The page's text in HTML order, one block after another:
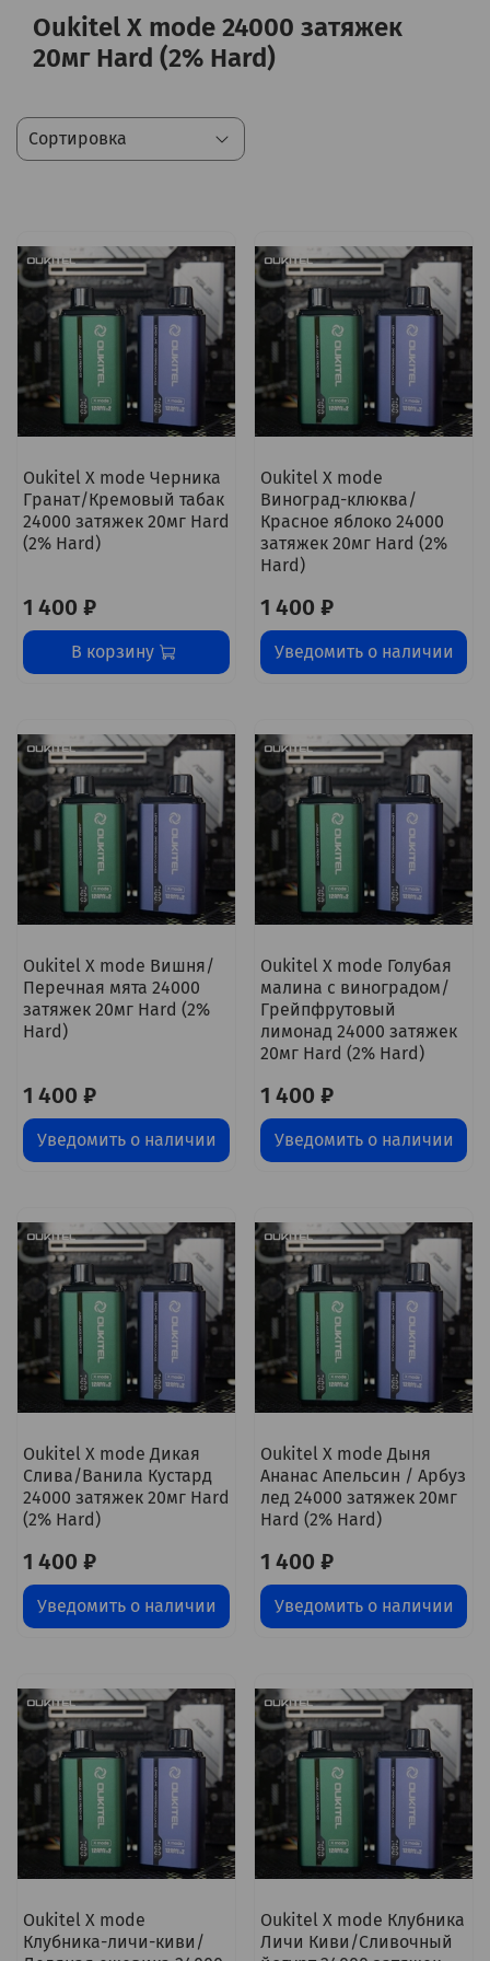
Oukitel X mode 24000 затяжек
20мг Hard (2% Hard)
Oukitel X mode Черника
Гранат/Кремовый табак
24000 затяжек 20мг Hard
(2% Hard)
1 400 ₽
В корзину
Oukitel X mode
Виноград-клюква/
Красное яблоко 24000
затяжек 20мг Hard (2%
Hard)
1 400 ₽
Уведомить о наличии
Oukitel X mode Вишня/
Перечная мята 24000
затяжек 20мг Hard (2%
Hard)
1 400 ₽
Уведомить о наличии
Oukitel X mode Голубая
малина с виноградом/
Грейпфрутовый
лимонад 24000 затяжек
20мг Hard (2% Hard)
1 400 ₽
Уведомить о наличии
Oukitel X mode Дикая
Слива/Ванила Кустард
24000 затяжек 20мг Hard
(2% Hard)
1 400 ₽
Уведомить о наличии
Oukitel X mode Дыня
Ананас Апельсин / Арбуз
лед 24000 затяжек 20мг
Hard (2% Hard)
1 400 ₽
Уведомить о наличии
Oukitel X mode
Клубника-личи-киви/
Oukitel X mode Клубника
Личи Киви/Сливочный